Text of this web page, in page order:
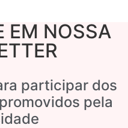
EM NOSSA
participar dos
pela